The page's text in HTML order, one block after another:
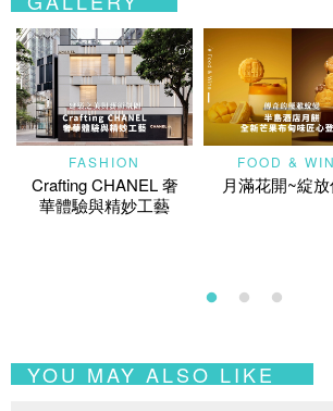
FASHION
Crafting CHANEL 奢
華體驗與精妙工藝
FOOD &
月滿花開~綻
YOU MAY ALSO LIKE